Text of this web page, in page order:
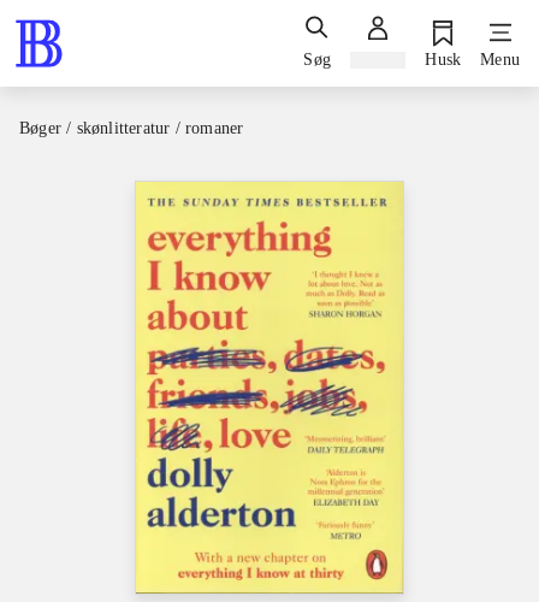
Søg Husk Menu
Bøger / skønlitteratur / romaner